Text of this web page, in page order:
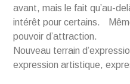
avant, mais le fait qu’au-
intérêt pour certains.
pouvoir d’attraction.
Nouveau terrain
expression artistique,